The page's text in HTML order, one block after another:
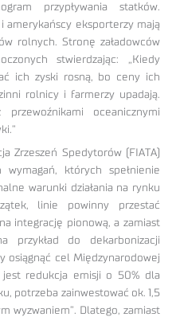
przypływania statków.
amerykańscy eksporterzy mają
rolnych. Stronę załadowców
stwierdzając: „Kiedy
ich zyski rosną, bo ceny ich
rolnicy i farmerzy upadają.
oceanicznymi
Zrzeszeń Spedytorów (FIATA)
wymagań, których spełnienie
warunki działania na rynku
linie powinny przestać
integrację pionową, a zamiast
przykład do dekarbonizacji
osiągnąć cel Międzynarodowej
jest redukcja emisji o 50% dla
potrzeba zainwestować ok. 1,5
wyzwaniem”. Dlatego, zamiast